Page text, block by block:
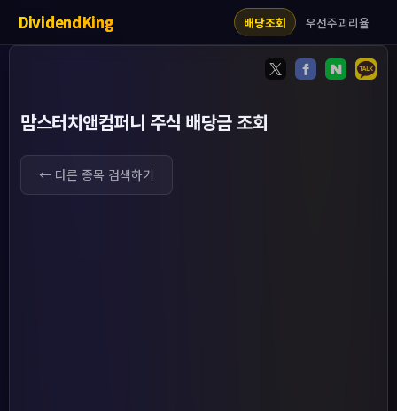
DividendKing 배당조회 우선주괴리율
맘스터치앤컴퍼니 주식 배당금 조회
← 다른 종목 검색하기